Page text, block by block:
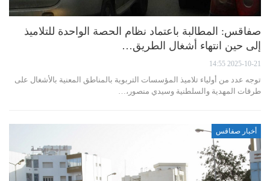
صفاقس: المطالبة باعتماد نظام الحصة الواحدة للتلاميذ
إلى حين انتهاء أشغال الطريق…
2025-10-21 14:55
توجه عدد من أولياء تلاميذ المؤسسات التربوية بالمناطق المعنية بالأشغال على
طرقات المهدية والسلطنية وسيدي منصور،…
أخبار صفاقس